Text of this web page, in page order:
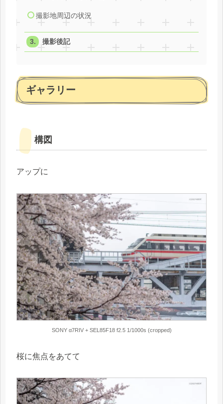
撮影地周辺の状況
撮影後記
ギャラリー
構図
アップに
SONY α7RIV + SEL85F18 f2.5 1/1000s (cropped)
桜に焦点をあてて